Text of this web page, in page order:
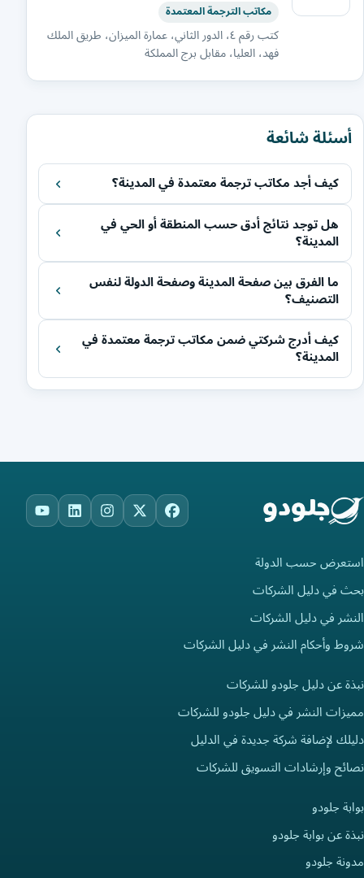
مكاتب الترجمة المعتمدة
كتب رقم ٤، الدور الثاني، عمارة الميزان، طريق الملك
فهد، العليا، مقابل برج المملكة
أسئلة شائعة
كيف أجد مكاتب ترجمة معتمدة في المدينة؟
هل توجد نتائج أدق حسب المنطقة أو الحي في
المدينة؟
ما الفرق بين صفحة المدينة وصفحة الدولة لنفس
التصنيف؟
كيف أدرج شركتي ضمن مكاتب ترجمة معتمدة في
المدينة؟
Facebook
X
Instagram
LinkedIn
استعرض حسب الدولة
بحث في دليل الشركات
النشر في دليل الشركات
شروط وأحكام النشر في دليل الشركات
نبذة عن دليل جلودو للشركات
مميزات النشر في دليل جلودو للشركات
دليلك لإضافة شركة جديدة في الدليل
نصائح وإرشادات التسويق للشركات
بوابة جلودو
نبذة عن بوابة جلودو
مدونة جلودو